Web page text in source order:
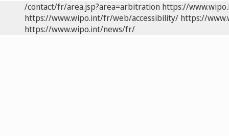
/contact/fr/area.jsp?area=arbitration https://
https://www.wipo.int/fr/web/accessibility/ https://
https://www.wipo.int/news/fr/